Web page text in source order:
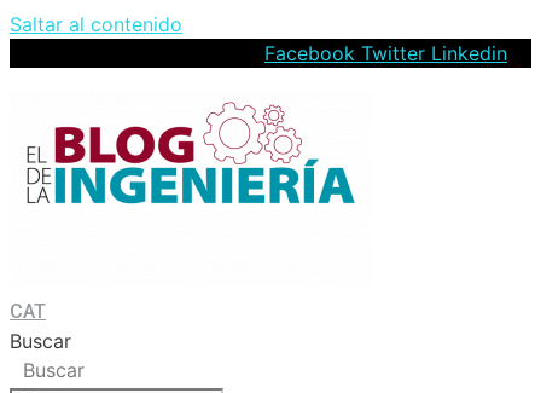
Saltar al contenido
Facebook Twitter Linkedin
CAT
Buscar
Buscar